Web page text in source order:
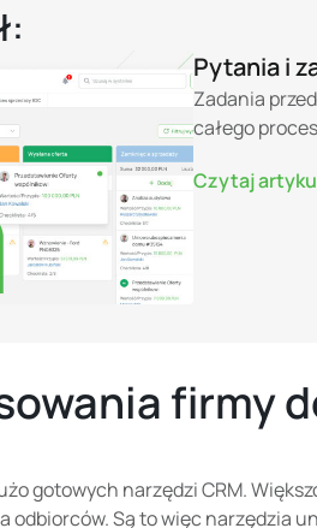
Pytania i
Zadania
całego
Czytaj
firmy
gotowych narzędzi CRM.
odbiorców. Są to więc narzędzia